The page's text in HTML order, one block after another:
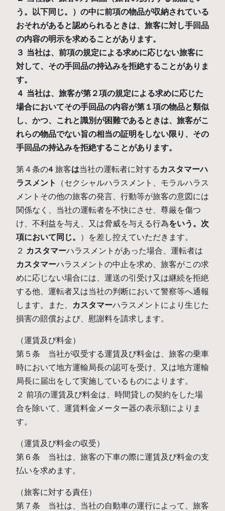
う。以下同じ。）の中に前項の物品が収納されている
おそれがあると認められるときは、旅客に対し手回品
の内容の明示を求めることがあります。
３ 当社は、前項の規定による求めに応じない旅客に
対して、その手回品の持込みを拒絶することがありま
す。
４ 当社は、旅客が第２項の規定による求めに応じた
場合においてその手回品の内容が第１項の物品と類似
し、かつ、これと識別が困難であるときは、旅客がこ
れらの物品でない旨の相当の証明をしない限り、その
手回品の持込みを拒絶することがあります。
第４条の4 旅客は当社の運転者に対する カスタマーハ
ラスメント
（セクシャルハラスメント、モラルハラス
メントその他の旅客の発言、行動等が旅客の意図には
関係なく、当社の運転者を不快にさせ、尊厳を傷つ
け、不利益を与え、又は脅威を与える行為をいう。次
項において同じ。 ）を差し控えていただきます。
２ カスタマーハラスメントがあった場合、運転者は
カスタマーハラスメントの中止を求め、旅客がこの求
めに応じない場合には、運送の引受け又は継続を拒絶
する他、運転者又は当社の判断において警察等へ通報
します。また、 カスタマーハラスメントにより生じた
損害の賠償および、慰謝料を請求します。
（運賃及び料金）
第５条 当社が収受する運賃及び料金は、旅客の乗車
時において地方運輸局長の認可を受け、又は地方運輸
局長に届出をして実施しているものによります。
２ 前項の運賃及び料金は、時間貸しの契約をした場
合を除いて、運賃料金メーター器の表示額によりま
す。
（運賃及び料金の収受）
第６条 当社は、旅客の下車の際に運賃及び料金の支
払いを求めます。
（旅客に対する責任）
第７条 当社は、当社の自動車の運行によって、旅客